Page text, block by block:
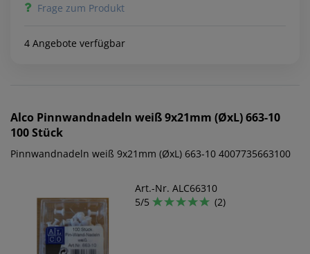
Frage zum Produkt
4 Angebote verfügbar
Alco Pinnwandnadeln weiß 9x21mm (ØxL) 663-10
100 Stück
Pinnwandnadeln weiß 9x21mm (ØxL) 663-10 4007735663100
Art.-Nr. ALC66310
5/5
(2)